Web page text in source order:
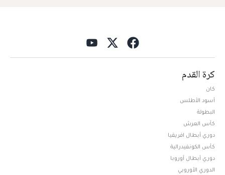
كرة القدم
كان
أسود الأطلس
البطولة
كأس العرش
دوري أبطال افريقيا
كأس الكونفيدرالية
دوري أبطال أوروبا
الدوري الأوروبي